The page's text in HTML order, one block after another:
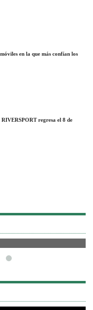
en la que más confían los
regresa el 8 de